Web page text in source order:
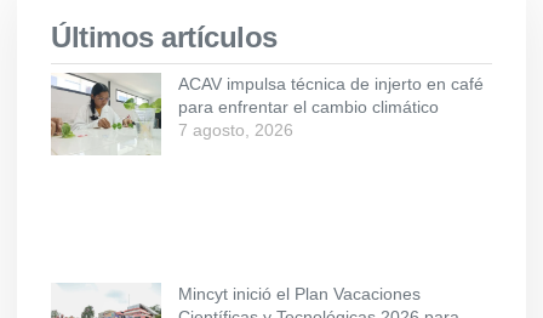
Últimos artículos
ACAV impulsa técnica de injerto en café
para enfrentar el cambio climático
7 agosto, 2026
Mincyt inició el Plan Vacaciones